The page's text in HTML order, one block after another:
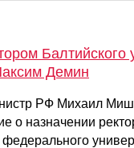
Балтийского
Демин
РФ Михаил
о назначении
федерального